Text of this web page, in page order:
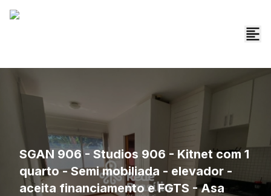
SGAN 906 - Studios 906 - Kitnet com 1
quarto - Semi mobiliada - elevador -
aceita financiamento e FGTS - Asa